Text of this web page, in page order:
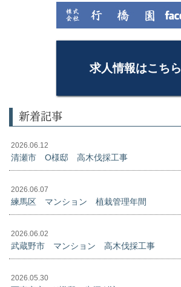
求人情報はこちら
新着記事
2026.06.12
清瀬市 O様邸 高木伐採工事
2026.06.07
練馬区 マンション 植栽管理年間
2026.06.02
武蔵野市 マンション 高木伐採工事
2026.05.30